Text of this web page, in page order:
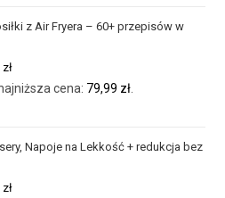
z Air Fryera – 60+ przepisów w
zł
cena: 79,99 zł
Napoje na Lekkość + redukcja bez
zł